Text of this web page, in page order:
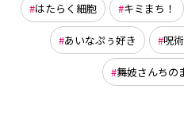
はたらく細胞 キミまち！
あいなぷぅ好き 呪
舞妓さんちの